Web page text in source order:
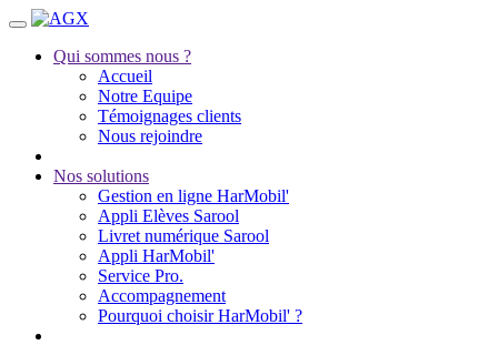
Qui sommes nous ?
Accueil
Notre Equipe
Témoignages clients
Nous rejoindre
Nos solutions
Gestion en ligne HarMobil'
Appli Elèves Sarool
Livret numérique Sarool
Appli HarMobil'
Service Pro.
Accompagnement
Pourquoi choisir HarMobil' ?